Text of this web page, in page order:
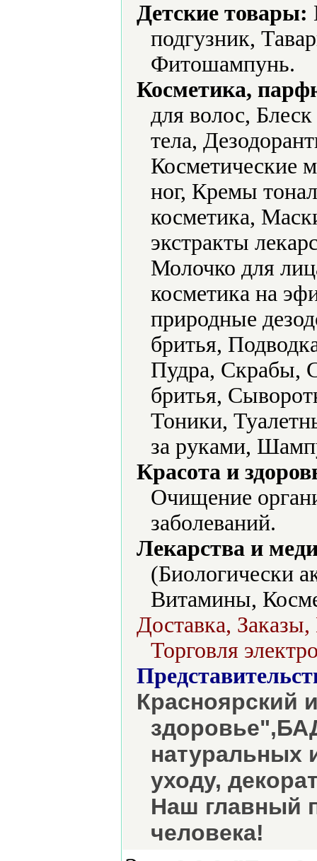
Детские товары:
подгузник,
Фитошампунь.
Косметика,
для волос,
тела,
Косметические
ног, Кремы
косметика,
экстракты
Молочко для
косметика на
природные
бритья,
Пудра, Скрабы,
бритья,
Тоники,
за руками,
Красота и
Очищение
заболеваний.
Лекарства и
(Биологически
Витамины,
Доставка,
Торговля
Красноярский
натуральных
уходу,
Наш главный
человека!